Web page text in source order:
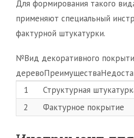
Для формирования такого
применяют специальный
фактурной штукатурки.
№Вид декоративного
1
Структурная
2
Фактурное покрытие